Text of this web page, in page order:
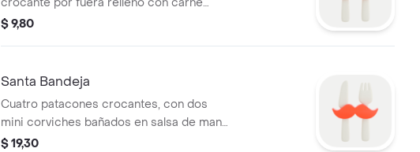
mechada, aguacate y bañado en salsa de
$ 9,80
Santa Bandeja
Cuatro patacones crocantes, con dos
mini corviches bañados en salsa de maní,
tres mini bolones variados y tres rodajas
$ 19,30